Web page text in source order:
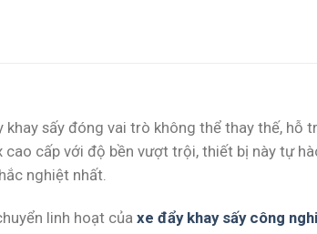
sấy đóng vai trò không thể thay thế,
cấp với độ bền vượt trội, thiết bị này tự
nghiệt nhất.
linh hoạt của xe đẩy khay sấy công